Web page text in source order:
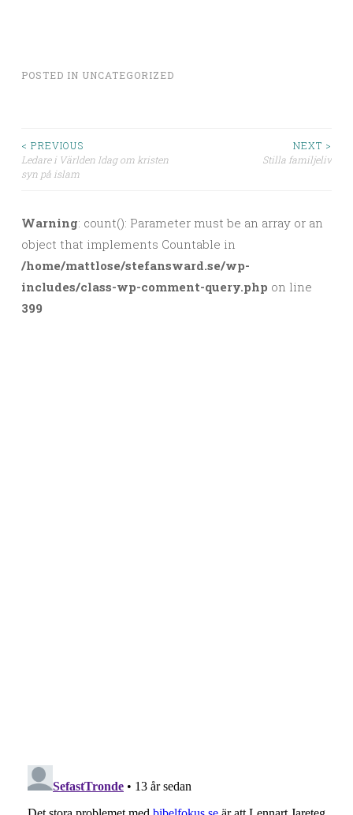
POSTED IN UNCATEGORIZED
Post navigation
< PREVIOUS
Ledare i Världen Idag om kristen
syn på islam
NEXT >
Stilla familjeliv
Warning: count(): Parameter must be an array or an
object that implements Countable in
/home/mattlose/stefansward.se/wp-
includes/class-wp-comment-query.php on line
399